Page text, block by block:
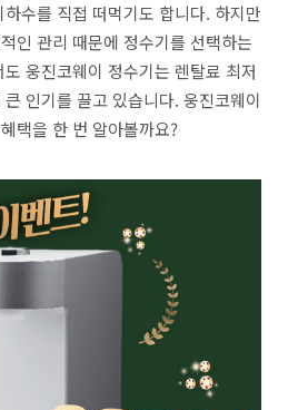
수를 직접 떠먹기도 합니다. 하지만
인 관리 때문에 정수기를 선택하는
웅진코웨이 정수기는 렌탈료 최저
인기를 끌고 있습니다. 웅진코웨이
택을 한 번 알아볼까요?